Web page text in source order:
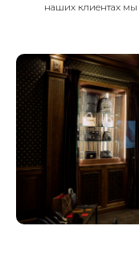
наших клиентах